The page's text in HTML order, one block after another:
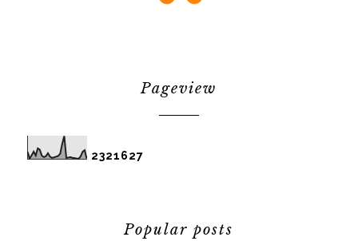
Pageview
2321627
Popular posts